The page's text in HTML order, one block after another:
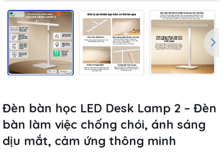
Đèn bàn học LED Desk Lamp 2 – Đèn
bàn làm việc chống chói, ánh sáng
dịu mắt, cảm ứng thông minh